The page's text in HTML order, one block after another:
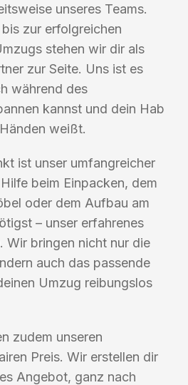
unseres Teams.
zur erfolgreichen
stehen wir dir als
zur Seite. Uns ist es
während des
kannst und dein Hab
weißt.
ist unser umfangreicher
beim Einpacken, dem
oder dem Aufbau am
– unser erfahrenes
Wir bringen nicht nur die
auch das passende
Umzug reibungslos
zudem unseren
Preis. Wir erstellen dir
Angebot, ganz nach